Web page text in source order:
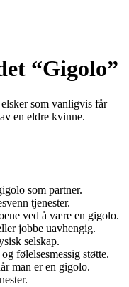
“Gigolo”
som vanligvis får
en eldre kvinne.
som partner.
tjenester.
ved å være en gigolo.
jobbe uavhengig.
selskap.
følelsesmessig støtte.
man er en gigolo.